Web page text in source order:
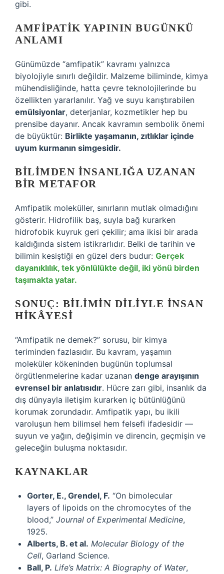
gibi.
AMFIPATIK YAPININ BUGÜNKÜ
ANLAMI
Günümüzde “amfipatik” kavramı yalnızca
biyolojiyle sınırlı değildir. Malzeme biliminde, kimya
mühendisliğinde, hatta çevre teknolojilerinde bu
özellikten yararlanılır. Yağ ve suyu karıştırabilen
emülsiyonlar, deterjanlar, kozmetikler hep bu
prensibe dayanır. Ancak kavramın sembolik önemi
de büyüktür: Birlikte yaşamanın, zıtlıklar içinde
uyum kurmanın simgesidir.
BILIMDEN INSANLIĞA UZANAN
BIR METAFOR
Amfipatik moleküller, sınırların mutlak olmadığını
gösterir. Hidrofilik baş, suyla bağ kurarken
hidrofobik kuyruk geri çekilir; ama ikisi bir arada
kaldığında sistem istikrarlıdır. Belki de tarihin ve
bilimin kesiştiği en güzel ders budur: Gerçek
dayanıklılık, tek yönlülükte değil, iki yönü birden
taşımakta yatar.
SONUÇ: BILIMIN DILIYLE INSAN
HIKÂYESI
“Amfipatik ne demek?” sorusu, bir kimya
teriminden fazlasıdır. Bu kavram, yaşamın
moleküler kökeninden bugünün toplumsal
örgütlenmelerine kadar uzanan denge arayışının
evrensel bir anlatısıdır. Hücre zarı gibi, insanlık da
dış dünyayla iletişim kurarken iç bütünlüğünü
korumak zorundadır. Amfipatik yapı, bu ikili
varoluşun hem bilimsel hem felsefi ifadesidir —
suyun ve yağın, değişimin ve direncin, geçmişin ve
geleceğin buluşma noktasıdır.
KAYNAKLAR
Gorter, E., Grendel, F. “On bimolecular
layers of lipoids on the chromocytes of the
blood,” Journal of Experimental Medicine,
1925.
Alberts, B. et al. Molecular Biology of the
Cell, Garland Science.
Ball, P. Life’s Matrix: A Biography of Water,